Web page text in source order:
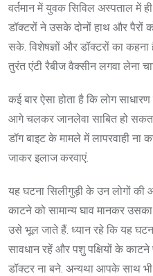
वर्तमान में युवक सिविल अस्पताल में
डॉक्टरों ने उसके दोनों हाथ और पैरों
सके. विशेषज्ञों और डॉक्टरों का
तुरंत एंटी रैबीज वैक्सीन लगवा लेना
कई बार ऐसा होता है कि लोग
आगे चलकर जानलेवा साबित हो
डॉग बाइट के मामले में लापरवाही
जाकर इलाज करवाएं.
यह घटना सिलीगुड़ी के उन लोगों
काटने को सामान्य घाव मानकर
उसे भूल जाते हैं. ध्यान रहे कि यह
सावधान रहें और पशु पक्षियों के
डॉक्टर ना बने. अन्यथा आपके साथ